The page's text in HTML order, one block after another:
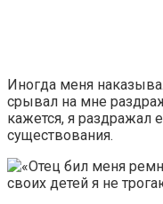
Иногда меня
срывал на мне
кажется, я раздражал
существования.